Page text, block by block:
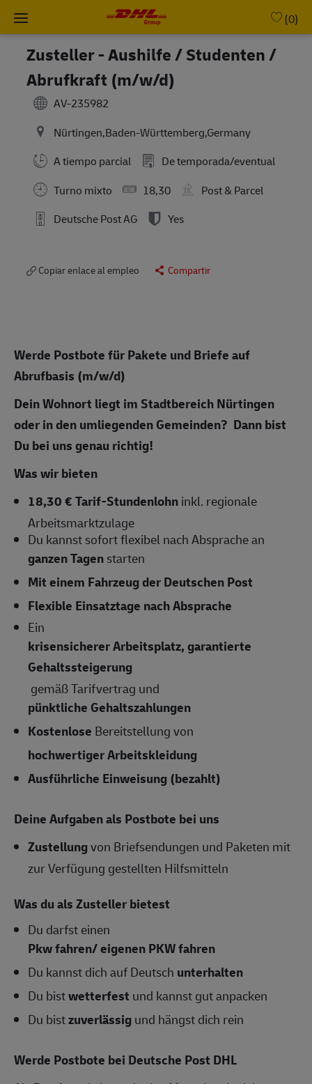
Skip to main content
(0)
Zusteller - Aushilfe / Studenten /
Abrufkraft (m/w/d)
AV-235982
Nürtingen,Baden-Württemberg,Germany
A tiempo parcial
De temporada/eventual
Turno mixto
18,30
Post & Parcel
Deutsche Post AG
Yes
Copiar enlace al empleo Compartir
Werde Postbote für Pakete und Briefe auf
Abrufbasis (m/w/d)
DeinWohnort liegt im Stadtbereich Nürtingen
oder in den umliegenden Gemeinden? Dann bist
Du bei uns genau richtig!
Was wir bieten
18,30 € Tarif-Stundenlohninkl. regionale
Arbeitsmarktzulage
Du kannst sofort flexibel nach Absprache an
ganzen Tagenstarten
Mit einem Fahrzeug der Deutschen Post
Flexible Einsatztage nach Absprache
Ein
krisensicherer Arbeitsplatz, garantierte
Gehaltssteigerung
gemäß Tarifvertrag und
pünktliche Gehaltszahlungen
Kostenlose Bereitstellung von
hochwertiger Arbeitskleidung
Ausführliche Einweisung (bezahlt)
Deine Aufgaben als Postbote bei uns
Zustellungvon Briefsendungen und Paketen mit
zur Verfügung gestellten Hilfsmitteln
Was du als Zusteller bietest
Du darfst einen
Pkw fahren/ eigenen PKW fahren
Du kannst dich auf Deutsch unterhalten
Du bistwetterfest und kannst gut anpacken
Du bistzuverlässigund hängst dich rein
Werde Postbote bei Deutsche Post DHL